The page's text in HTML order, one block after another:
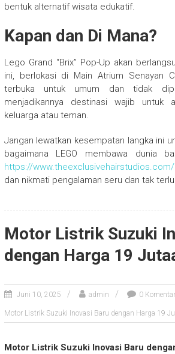
bentuk alternatif wisata edukatif.
Kapan dan Di Mana?
Lego Grand “Brix” Pop-Up akan
ini, berlokasi di Main Atrium Senayan
terbuka untuk umum dan tidak
menjadikannya destinasi wajib untuk
keluarga atau teman.
Jangan lewatkan kesempatan langka ini
bagaimana LEGO membawa dunia
https://www.theexclusivehairstudios.com/
dan nikmati pengalaman seru dan tak
Motor Listrik Suzuki
dengan Harga 19
Juni 10, 2025 admin 0 Komentar
Motor Listrik Suzuki Inovasi Baru dengan Harga 19
Motor Listrik Suzuki Inovasi Baru